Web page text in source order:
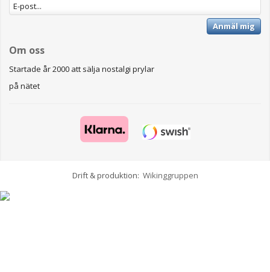
Anmäl mig
Om oss
Startade år 2000 att sälja nostalgi prylar
på nätet
Drift & produktion: Wikinggruppen